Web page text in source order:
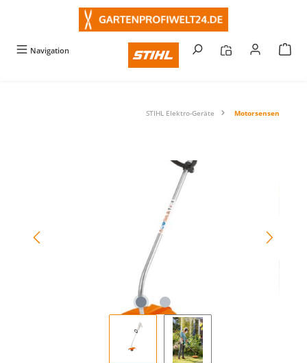
Navigation
STIHL Elektro-Geräte Motorsensen